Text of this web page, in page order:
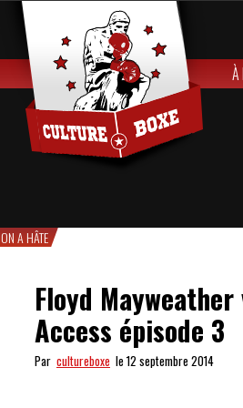
À
ON A HÂTE
Floyd
Access épisode 3
Par cultureboxe le 12 septembre 2014